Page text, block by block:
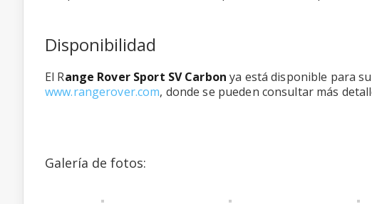
Disponibilidad
El Range Rover Sport SV Carbon ya está disponible para
www.rangerover.com, donde se pueden consultar más
Galería de fotos: